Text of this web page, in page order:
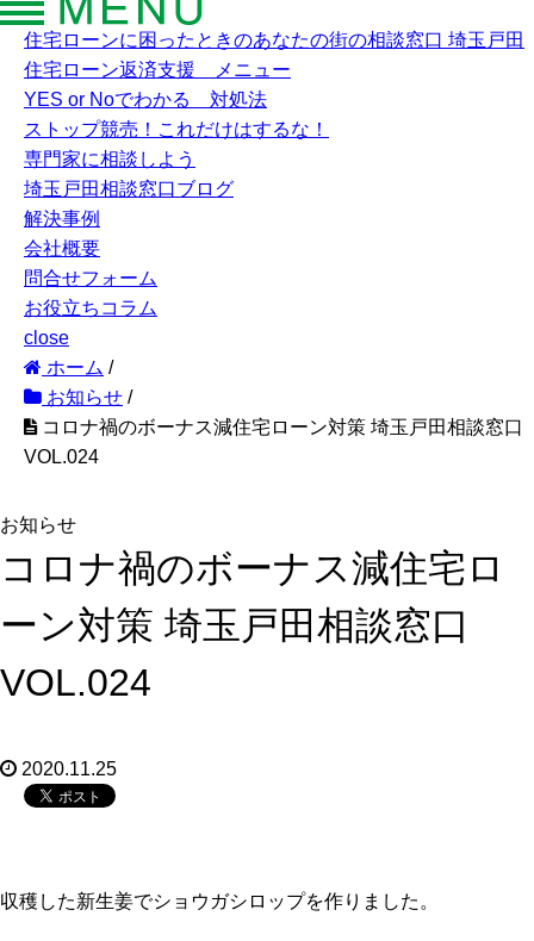
住宅ローンに困ったときのあなたの街の相談窓口 埼玉戸田
住宅ローン返済支援 メニュー
YES or Noでわかる 対処法
ストップ競売！これだけはするな！
専門家に相談しよう
埼玉戸田相談窓口ブログ
解決事例
会社概要
問合せフォーム
お役立ちコラム
close
ホーム /
お知らせ /
コロナ禍のボーナス減住宅ローン対策 埼玉戸田相談窓口
VOL.024
お知らせ
コロナ禍のボーナス減住宅ロ
ーン対策 埼玉戸田相談窓口
VOL.024
2020.11.25
収穫した新生姜でショウガシロップを作りました。